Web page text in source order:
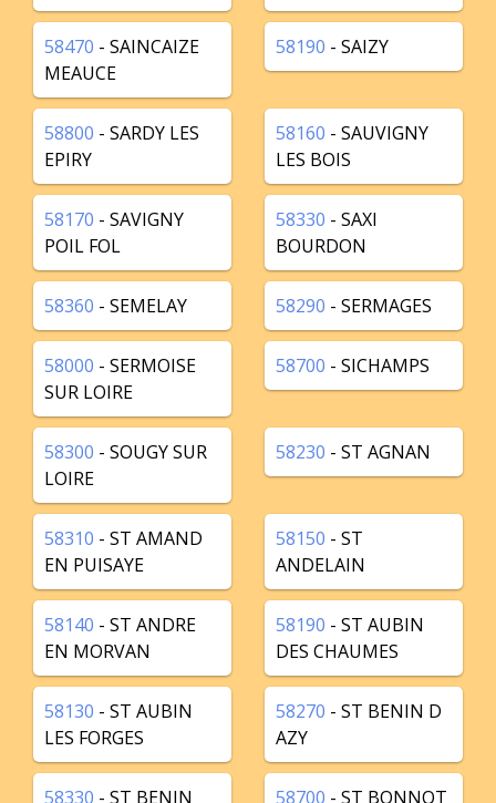
58470 - SAINCAIZE
MEAUCE
58190 - SAIZY
58800 - SARDY LES
EPIRY
58160 - SAUVIGNY
LES BOIS
58170 - SAVIGNY
POIL FOL
58330 - SAXI
BOURDON
58360 - SEMELAY 58290 - SERMAGES
58000 - SERMOISE
SUR LOIRE
58700 - SICHAMPS
58300 - SOUGY SUR
LOIRE
58230 - ST AGNAN
58310 - ST AMAND
EN PUISAYE
58150 - ST
ANDELAIN
58140 - ST ANDRE
EN MORVAN
58190 - ST AUBIN
DES CHAUMES
58130 - ST AUBIN
LES FORGES
58270 - ST BENIN D
AZY
58330 - ST BENIN
58700 - ST BONNOT